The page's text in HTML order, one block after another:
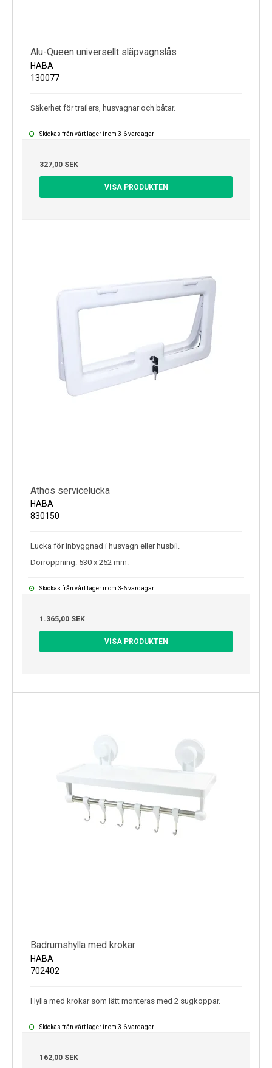
Alu-Queen universellt släpvagnslås
HABA
130077
Säkerhet för trailers, husvagnar och båtar.
Skickas från vårt lager inom 3-6 vardagar
327,00 SEK
VISA PRODUKTEN
Athos servicelucka
HABA
830150
Lucka för inbyggnad i husvagn eller husbil.
Dörröppning: 530 x 252 mm.
Skickas från vårt lager inom 3-6 vardagar
1.365,00 SEK
VISA PRODUKTEN
Badrumshylla med krokar
HABA
702402
Hylla med krokar som lätt monteras med 2 sugkoppar.
Skickas från vårt lager inom 3-6 vardagar
162,00 SEK